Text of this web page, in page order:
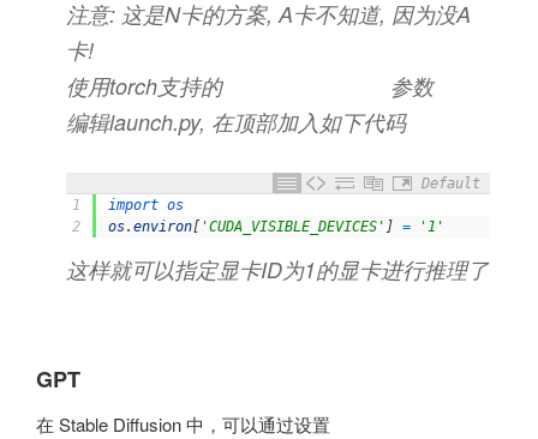
注意: 这是N卡的方案, A卡不知道, 因为没A
卡!
使用torch支持的CUDA_VISIBLE_DEVICES 参数
编辑launch.py, 在顶部加入如下代码
Default
1
2
import os
os. environ[ 'CUDA_VISIBLE_DEVICES' ] = '1'
这样就可以指定显卡ID为1的显卡进行推理了
GPT
在 Stable Diffusion 中，可以通过设置